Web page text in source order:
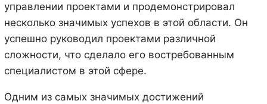
управлении проектами и продемонстрировал
несколько значимых успехов в этой области. Он
успешно руководил проектами различной
сложности, что сделало его востребованным
специалистом в этой сфере.
Одним из самых значимых достижений